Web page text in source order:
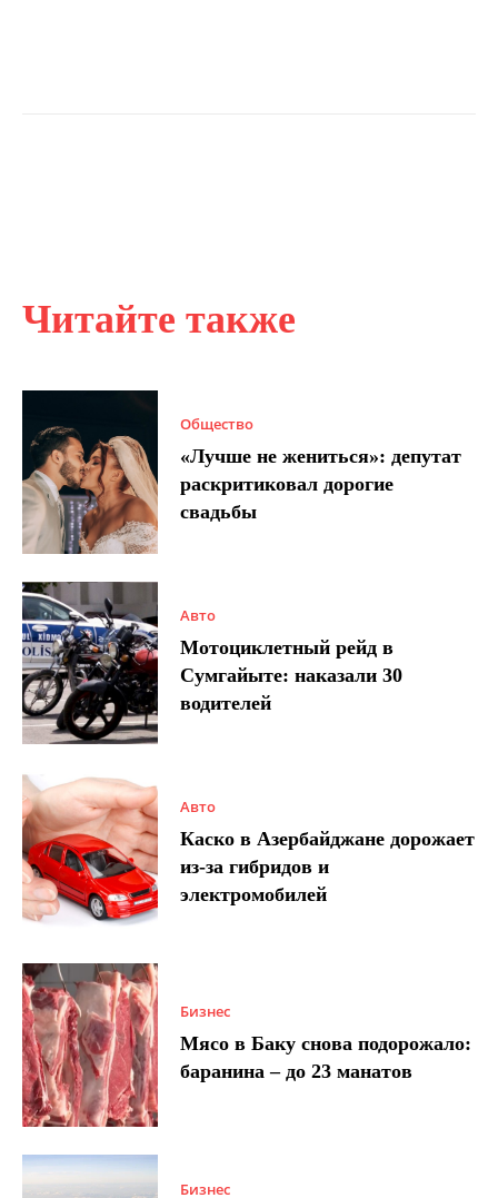
Читайте также
Общество
«Лучше не жениться»: депутат
раскритиковал дорогие
свадьбы
Авто
Мотоциклетный рейд в
Сумгайыте: наказали 30
водителей
Авто
Каско в Азербайджане дорожает
из-за гибридов и
электромобилей
Бизнес
Мясо в Баку снова подорожало:
баранина – до 23 манатов
Бизнес